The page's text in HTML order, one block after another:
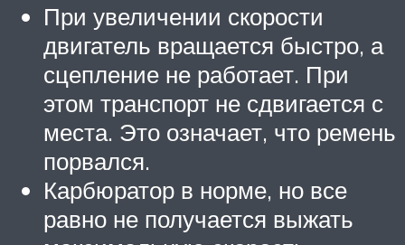
При увеличении скорости
двигатель вращается быстро, а
сцепление не работает. При
этом транспорт не сдвигается с
места. Это означает, что ремень
порвался.
Карбюратор в норме, но все
равно не получается выжать